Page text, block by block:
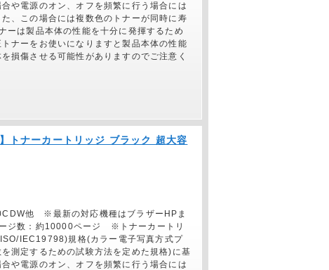
や電源のオン、オフを頻繁に行う場合には
、この場合には複数色のトナーが同時に寿
ーは製品本体の性能を十分に発揮するため
ナーをお使いになりますと製品本体の性能
損傷させる可能性がありますのでご注意く
ナーカートリッジ ブラック 超大容
他 ※最新の対応機種はブラザーHPま
ジ数：約10000ページ ※トナーカートリ
IEC19798)規格(カラー電子写真方式プ
測定するための試験方法を定めた規格)に基
や電源のオン、オフを頻繁に行う場合には